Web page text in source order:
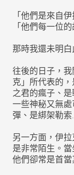
「他們是來自
「他們每一位
那時我還未明
往後的日子，
克」所代表的
之君的瘋子、
一些神秘又無
彈、是綁架勒
另一方面，伊
是非常陌生。
他們卻常是首當